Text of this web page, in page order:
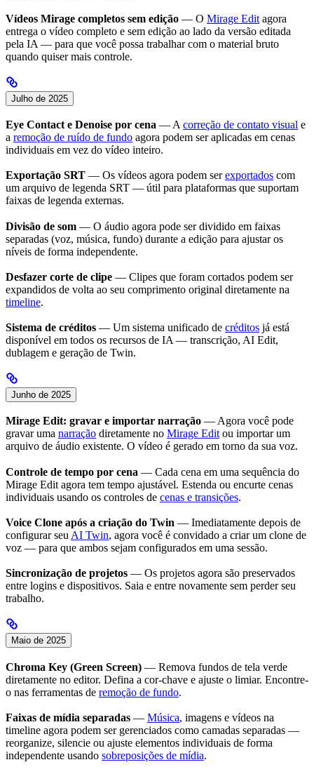
Vídeos Mirage completos sem edição — O Mirage Edit agora
entrega o vídeo completo e sem edição ao lado da versão editada
pela IA — para que você possa trabalhar com o material bruto
quando quiser mais controle.
Julho de 2025
Eye Contact e Denoise por cena — A correção de contato visual e
a remoção de ruído de fundo agora podem ser aplicadas em cenas
individuais em vez do vídeo inteiro.
Exportação SRT — Os vídeos agora podem serexportados com
um arquivo de legenda SRT — útil para plataformas que suportam
faixas de legenda externas.
Divisão de som — O áudio agora pode ser dividido em faixas
separadas (voz, música, fundo) durante a edição para ajustar os
níveis de forma independente.
Desfazer corte de clipe — Clipes que foram cortados podem ser
expandidos de volta ao seu comprimento original diretamente na
timeline.
Sistema de créditos — Um sistema unificado de créditos já está
disponível em todos os recursos de IA — transcrição, AI Edit,
dublagem e geração de Twin.
Junho de 2025
Mirage Edit: gravar e importar narração — Agora você pode
gravar uma narração diretamente no Mirage Edit ou importar um
arquivo de áudio existente. O vídeo é gerado em torno da sua voz.
Controle de tempo por cena — Cada cena em uma sequência do
Mirage Edit agora tem tempo ajustável. Estenda ou encurte cenas
individuais usando os controles de cenas e transições.
Voice Clone após a criação do Twin — Imediatamente depois de
configurar seu AI Twin, agora você é convidado a criar um clone de
voz — para que ambos sejam configurados em uma sessão.
Sincronização de projetos — Os projetos agora são preservados
entre logins e dispositivos. Saia e entre novamente sem perder seu
trabalho.
Maio de 2025
Chroma Key (Green Screen) — Remova fundos de tela verde
diretamente no editor. Defina a cor-chave e ajuste o limiar. Encontre-
o nas ferramentas de remoção de fundo.
Faixas de mídia separadas — Música, imagens e vídeos na
timeline agora podem ser gerenciados como camadas separadas —
reorganize, silencie ou ajuste elementos individuais de forma
independente usando sobreposições de mídia.